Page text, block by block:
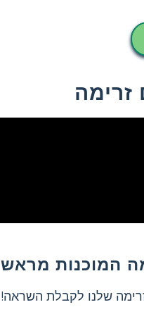
זרימה
המוכנות מראש
שלנו לקבלת השראה!